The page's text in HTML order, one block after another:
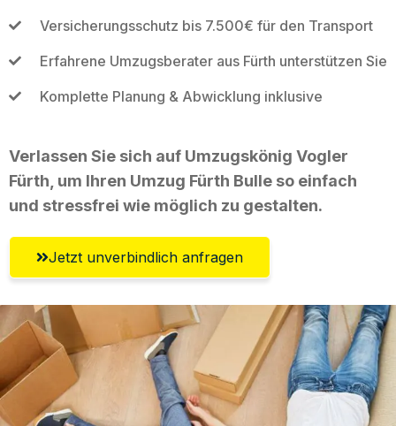
Versicherungsschutz bis 7.500€ für den Transport
Erfahrene Umzugsberater aus Fürth unterstützen Sie
Komplette Planung & Abwicklung inklusive
Verlassen Sie sich auf Umzugskönig Vogler
Fürth, um Ihren Umzug Fürth Bulle so einfach
und stressfrei wie möglich zu gestalten.
Jetzt unverbindlich anfragen